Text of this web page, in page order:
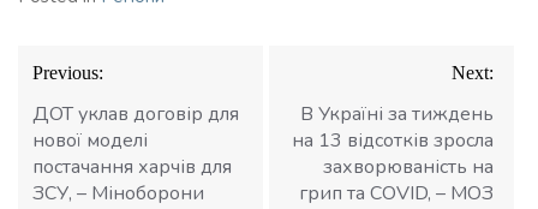
Навігація
записів
Previous:
ДОТ уклав договір для
нової моделі
постачання харчів для
ЗСУ, – Міноборони
Next:
В Україні за тиждень
на 13 відсотків зросла
захворюваність на
грип та COVID, – МОЗ